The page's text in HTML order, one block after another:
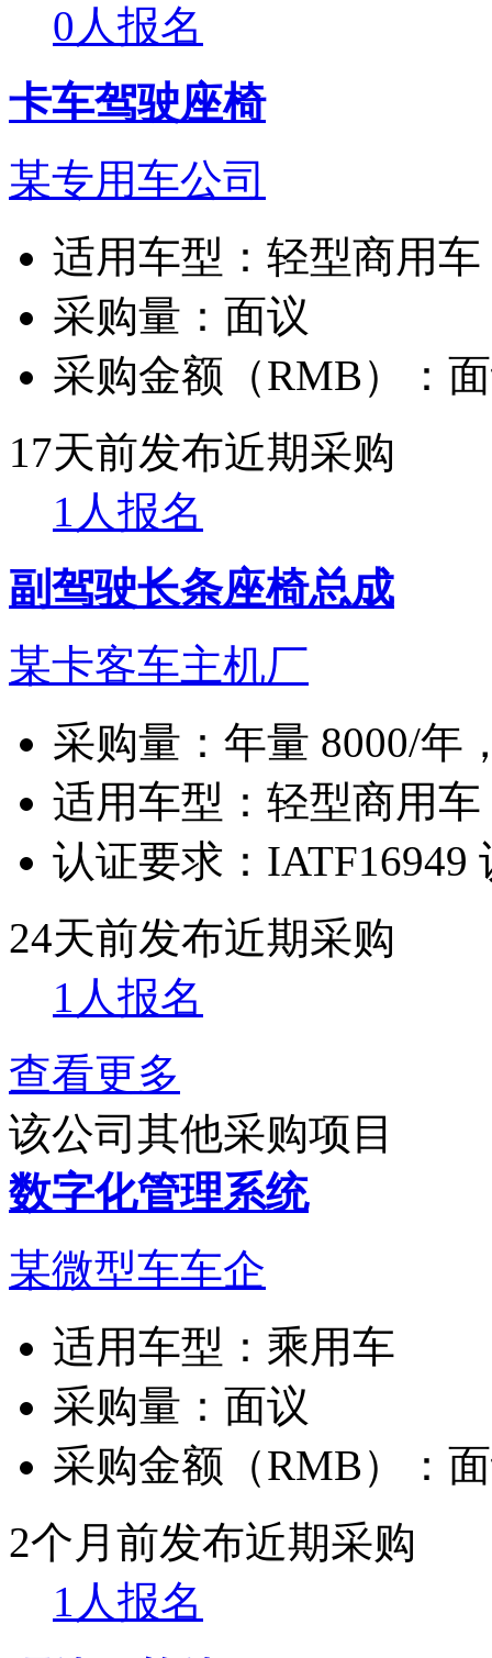
0人报名
卡车驾驶座椅
某专用车公司
适用车型： 轻型商用
采购量： 面议
采购金额（RMB）：
17天前发布近期采购
1人报名
副驾驶长条座椅总成
某卡客车主机厂
采购量： 年量 8000/年
适用车型： 轻型商用
认证要求： IATF16949
24天前发布近期采购
1人报名
查看更多
该公司其他采购项目
数字化管理系统
某微型车车企
适用车型： 乘用车
采购量： 面议
采购金额（RMB）：
2个月前发布近期采购
1人报名